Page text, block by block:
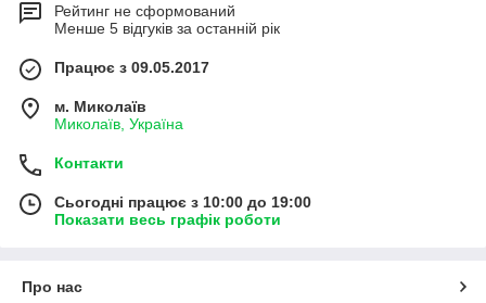
Рейтинг не сформований
Менше 5 відгуків за останній рік
Працює з 09.05.2017
м. Миколаїв
Миколаїв, Україна
Контакти
Сьогодні працює з 10:00 до 19:00
Показати весь графік роботи
Про нас